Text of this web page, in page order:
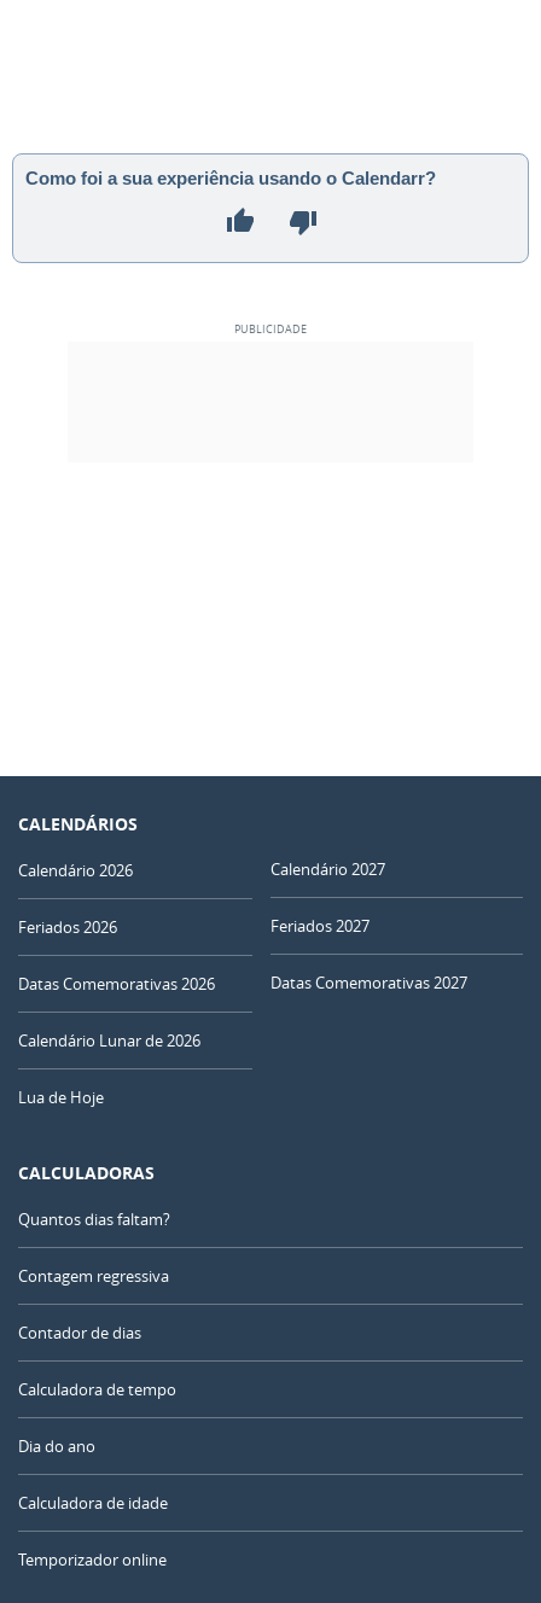
Como foi a sua experiência usando o Calendarr?
CALENDÁRIOS
Calendário 2026
Feriados 2026
Datas Comemorativas 2026
Calendário Lunar de 2026
Lua de Hoje
Calendário 2027
Feriados 2027
Datas Comemorativas 2027
CALCULADORAS
Quantos dias faltam?
Contagem regressiva
Contador de dias
Calculadora de tempo
Dia do ano
Calculadora de idade
Temporizador online